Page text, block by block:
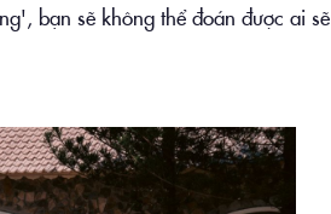
bạn sẽ không thể đoán được ai sẽ